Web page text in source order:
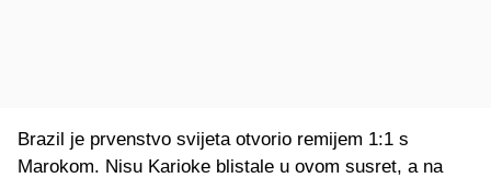
Brazil je prvenstvo svijeta otvorio remijem 1:1 s
Marokom. Nisu Karioke blistale u ovom susret, a na